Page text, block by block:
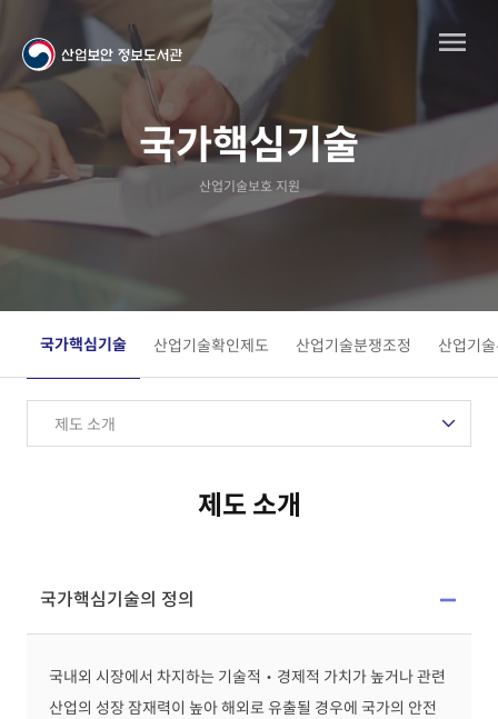
국가핵심기술
산업기술보호 지원
국가핵심기술 산업기술확인제도 산업기술분쟁조정 산업기
제도 소개
국가핵심기술의 정의
국내외 시장에서 차지하는 기술적‧경제적 가치가 높거나 관련
산업의 성장 잠재력이 높아 해외로 유출될 경우에 국가의 안전